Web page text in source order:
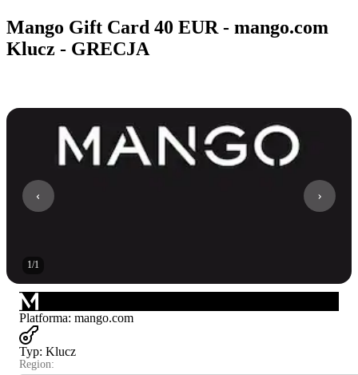
Mango Gift Card 40 EUR - mango.com
Klucz - GRECJA
1/1
Platforma: mango.com
Typ: Klucz
Region: